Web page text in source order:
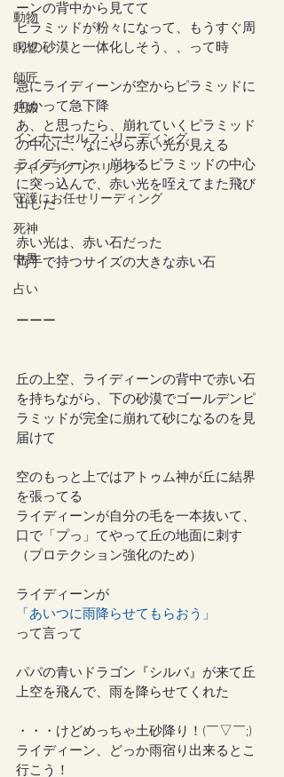
動物
瞑想
師匠
妊娠
インナーセルフ・リーディング
チャクラクリアリング
守護にお任せリーディング
死神
中界
占い
ーンの背中から見てて
ピラミッドが粉々になって、もうすぐ周
りの砂漠と一体化しそう、、って時
急にライディーンが空からピラミッドに
向かって急下降
あ、と思ったら、崩れていくピラミッド
の中心に、なにやら赤い光が見える
ライディーン、崩れるピラミッドの中心
に突っ込んで、赤い光を咥えてまた飛び
出した
赤い光は、赤い石だった
両手で持つサイズの大きな赤い石
ーーー
丘の上空、ライディーンの背中で赤い石
を持ちながら、下の砂漠でゴールデンピ
ラミッドが完全に崩れて砂になるのを見
届けて
空のもっと上ではアトゥム神が丘に結界
を張ってる
ライディーンが自分の毛を一本抜いて、
口で「プっ」てやって丘の地面に刺す
（プロテクション強化のため）
ライディーンが
「あいつに雨降らせてもらおう」
って言って
パパの青いドラゴン『シルバ』が来て丘
上空を飛んで、雨を降らせてくれた
・・・けどめっちゃ土砂降り！(￣▽￣;)
ライディーン、どっか雨宿り出来るとこ
行こう！